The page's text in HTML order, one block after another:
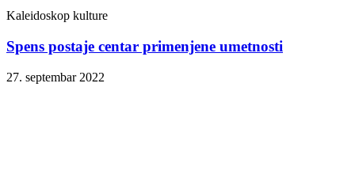
Kaleidoskop kulture
Spens postaje centar primenjene umetnosti
27. septembar 2022